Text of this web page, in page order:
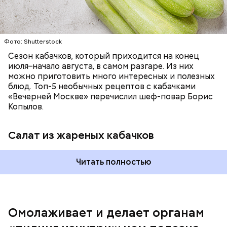
Фото: Shutterstock
Сезон кабачков, который приходится на конец
июля–начало августа, в самом разгаре. Из них
можно приготовить много интересных и полезных
блюд. Топ-5 необычных рецептов с кабачками
«Вечерней Москве» перечислил шеф-повар Борис
Копылов.
Салат из жареных кабачков
Читать полностью
Омолаживает и делает органам
кремний — укрепляет кости, зубы, волосы и
ногти и оказывает омолаживающее действие;
клетчатка — достаточно нежная и забирает
Вред дыни
Фото: Shutterstock
А врач-эндокринолог Алексей Калинчев рассказал,
что существует множество блюд, где используют
возникновения дефицитов микроэлементов, —
заверил специалист.